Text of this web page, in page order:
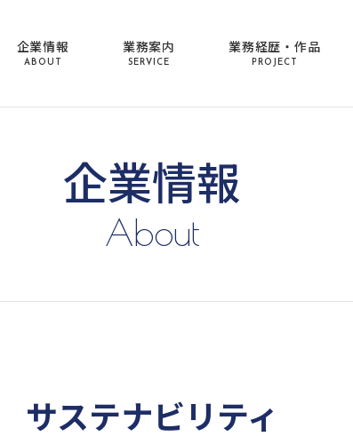
企業情報
ABOUT
業務案内
SERVICE
業務経歴・作品
PROJECT
企業情報
About
サステナビリティ